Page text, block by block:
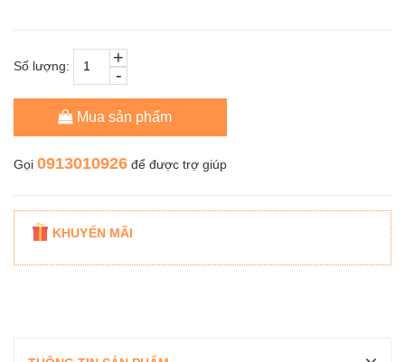
Số lượng: -
+
Mua sản phẩm
Gọi 0913010926 để được trợ giúp
KHUYẾN MÃI